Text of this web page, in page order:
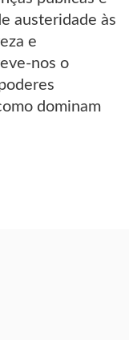
austeridade às
e
nos o
dominam